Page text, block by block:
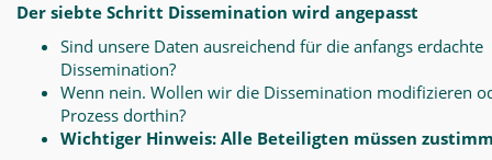
Der siebte Schritt Dissemination wird angepasst
Sind unsere Daten ausreichend für die anfangs erdachte
Dissemination?
Wenn nein. Wollen wir die Dissemination modifizieren
Prozess dorthin?
Wichtiger Hinweis: Alle Beteiligten müssen